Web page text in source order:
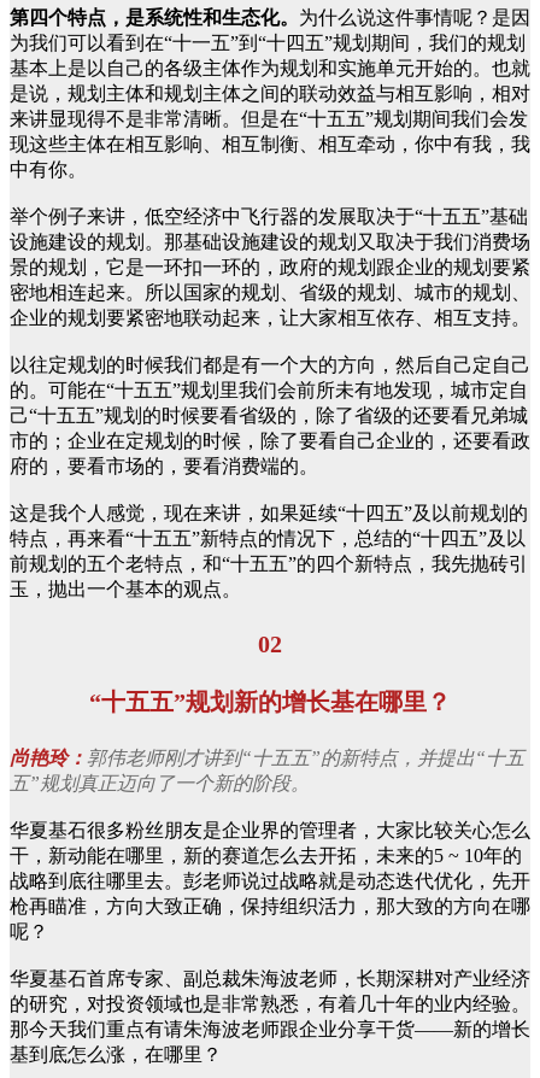
第四个特点，是系统性和生态化。 为什么说这件事情呢？是因
为我们可以看到在“十一五”到“十四五”规划期间，我们的规划
基本上是以自己的各级主体作为规划和实施单元开始的。也就
是说，规划主体和规划主体之间的联动效益与相互影响，相对
来讲显现得不是非常清晰。但是在“十五五”规划期间我们会发
现这些主体在相互影响、相互制衡、相互牵动，你中有我，我
中有你。
举个例子来讲，低空经济中飞行器的发展取决于“十五五”基础
设施建设的规划。那基础设施建设的规划又取决于我们消费场
景的规划，它是一环扣一环的，政府的规划跟企业的规划要紧
密地相连起来。所以国家的规划、省级的规划、城市的规划、
企业的规划要紧密地联动起来，让大家相互依存、相互支持。
以往定规划的时候我们都是有一个大的方向，然后自己定自己
的。可能在“十五五”规划里我们会前所未有地发现，城市定自
己“十五五”规划的时候要看省级的，除了省级的还要看兄弟城
市的；企业在定规划的时候，除了要看自己企业的，还要看政
府的，要看市场的，要看消费端的。
这是我个人感觉，现在来讲，如果延续“十四五”及以前规划的
特点，再来看“十五五”新特点的情况下，总结的“十四五”及以
前规划的五个老特点，和“十五五”的四个新特点，我先抛砖引
玉，抛出一个基本的观点。
02
“十五五”规划新的增长基在哪里？
尚艳玲： 郭伟老师刚才讲到“十五五”的新特点，并提出“十五
五”规划真正迈向了一个新的阶段。
华夏基石很多粉丝朋友是企业界的管理者，大家比较关心怎么
干，新动能在哪里，新的赛道怎么去开拓，未来的5 ~ 10年的
战略到底往哪里去。彭老师说过战略就是动态迭代优化，先开
枪再瞄准，方向大致正确，保持组织活力，那大致的方向在哪
呢？
华夏基石首席专家、副总裁朱海波老师，长期深耕对产业经济
的研究，对投资领域也是非常熟悉，有着几十年的业内经验。
那今天我们重点有请朱海波老师跟企业分享干货——新的增长
基到底怎么涨，在哪里？